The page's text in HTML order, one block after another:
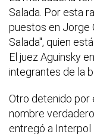
Salada. Por esta
puestos en Jorge
Salada", quien
El juez Aguinsky
integrantes de la
Otro detenido por
nombre
entregó a